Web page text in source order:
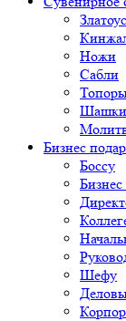
Ножи
Сабли
Шашки
Бизнес
Боссу
Шефу